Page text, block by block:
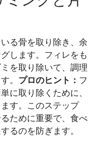
る骨を取り除き、余
します。フィレをも
を取り除いて、調理
。 プロのヒント： フ
に取り除くために、
す。このステップ
ために重要で、食べ
るのを防ぎます。